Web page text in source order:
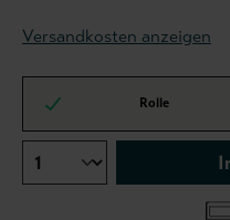
Versandkosten anzeigen
Rolle